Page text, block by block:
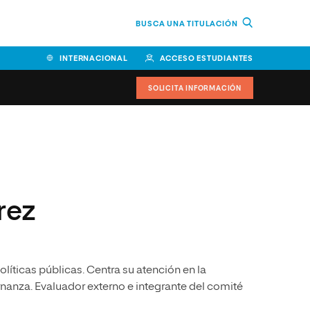
BUSCA UNA TITULACIÓN
INTERNACIONAL ACCESO ESTUDIANTES
Salud
Escuela Superior de Ingeniería
y Tecnología (ESIT)
SOLICITA INFORMACIÓN
públicas. Centra su atención en la
Evaluador externo e integrante del comité